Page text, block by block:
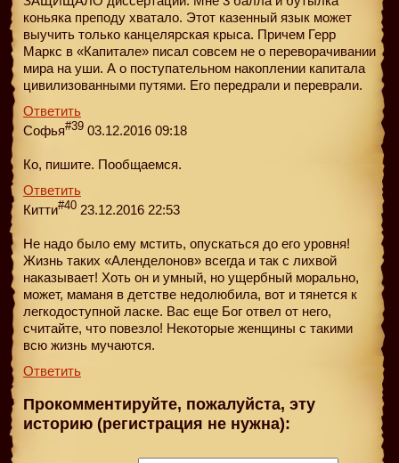
коньяка преподу хватало. Этот казенный язык может
выучить только канцелярская крыса. Причем Герр
Маркс в «Капитале» писал совсем не о переворачивании
мира на уши. А о поступательном накоплении капитала
цивилизованными путями. Его передрали и переврали.
Ответить
Софья#39 03.12.2016 09:18
Ко, пишите. Пообщаемся.
Ответить
Китти#40 23.12.2016 22:53
Не надо было ему мстить, опускаться до его уровня!
Жизнь таких «Аленделонов» всегда и так с лихвой
наказывает! Хоть он и умный, но ущербный морально,
может, маманя в детстве недолюбила, вот и тянется к
легкодоступной ласке. Вас еще Бог отвел от него,
считайте, что повезло! Некоторые женщины с такими
всю жизнь мучаются.
Ответить
Прокомментируйте, пожалуйста, эту
историю (регистрация не нужна):